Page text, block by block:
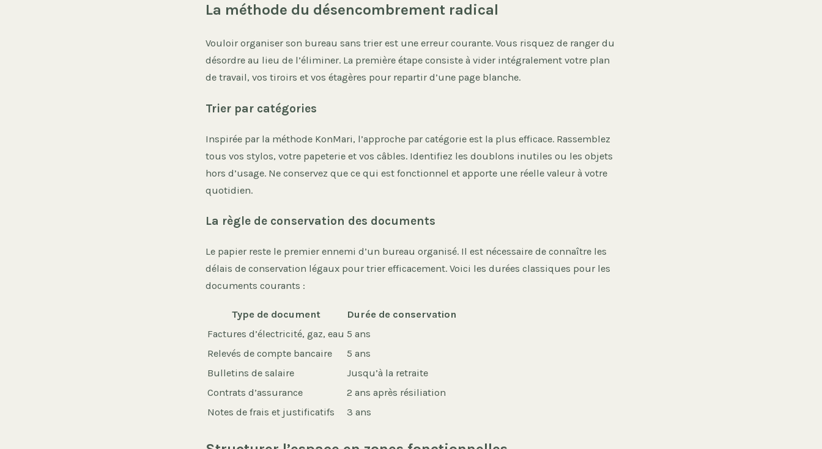
La méthode du désencombrement radical
Vouloir organiser son bureau sans trier est une erreur courante. Vous risquez de ranger du
désordre au lieu de l’éliminer. La première étape consiste à vider intégralement votre plan
de travail, vos tiroirs et vos étagères pour repartir d’une page blanche.
Trier par catégories
Inspirée par la méthode KonMari, l’approche par catégorie est la plus efficace. Rassemblez
tous vos stylos, votre papeterie et vos câbles. Identifiez les doublons inutiles ou les objets
hors d’usage. Ne conservez que ce qui est fonctionnel et apporte une réelle valeur à votre
quotidien.
La règle de conservation des documents
Le papier reste le premier ennemi d’un bureau organisé. Il est nécessaire de connaître les
délais de conservation légaux pour trier efficacement. Voici les durées classiques pour les
documents courants :
Type de document
Durée de conservation
Factures d’électricité, gaz, eau 5 ans
Relevés de compte bancaire
5 ans
Bulletins de salaire
Jusqu’à la retraite
Contrats d’assurance
2 ans après résiliation
Notes de frais et justificatifs
3 ans